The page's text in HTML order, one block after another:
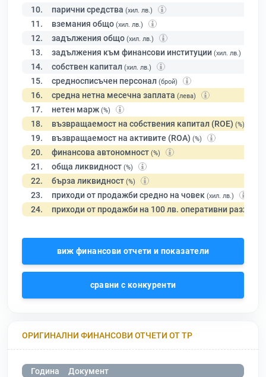
10. парични средства (хил. лв.)
11. вземания общо (хил. лв.)
12. задължения общо (хил. лв.)
13. задължения към финансови институции (хил. лв.)
14. собствен капитал (хил. лв.)
15. средносписъчен персонал (брой)
16. средна нетна месечна заплата (лева)
17. нетен марж (%)
18. възвращаемост на собствения капитал (ROE) (%)
19. възвращаемост на активите (ROA) (%)
20. финансова автономност (%)
21. обща ликвидност (%)
22. бърза ликвидност (%)
23. приходи от продажби средно на човек (хил. лв.)
24. приходи от продажби на 100 лв. оперативни разходи
виж финансови отчети и показатели
сравни с конкуренти
ОРИГИНАЛНИ ФИНАНСОВИ ОТЧЕТИ ОТ ТР
Година Документ